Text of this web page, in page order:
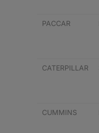
PACCAR
CATERPILLAR
CUMMINS